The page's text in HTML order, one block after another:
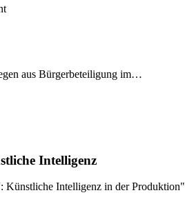
aus Bürgerbeteiligung im…
Intelligenz
Künstliche Intelligenz in der Produktion"